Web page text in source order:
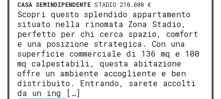
CASA SEMINDIPENDENTE STADIO 210.000 €
Scopri questo splendido appartamento
situato nella rinomata Zona Stadio,
perfetto per chi cerca spazio, comfort
e una posizione strategica. Con una
superficie commerciale di 136 mq e 100
mq calpestabili, questa abitazione
offre un ambiente accogliente e ben
distribuito. Entrando, sarete accolti
da un ing […]